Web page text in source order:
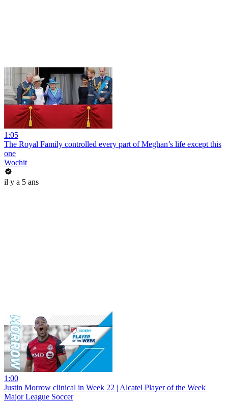
1:05
The Royal Family controlled every part of Meghan’s life except this
one
Wochit
il y a 5 ans
1:00
Justin Morrow clinical in Week 22 | Alcatel Player of the Week
Major League Soccer